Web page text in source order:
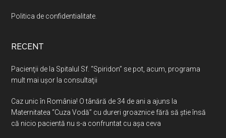
Politica de confidentialitate
RECENT
Pacienţii de la Spitalul Sf. “Spiridon” se pot, acum, programa
mult mai uşor la consultaţii
Caz unic în România! O tânără de 34 de ani a ajuns la
Maternitatea “Cuza Vodă” cu dureri groaznice fără să ştie însă
că nicio pacientă nu s-a confruntat cu așa ceva